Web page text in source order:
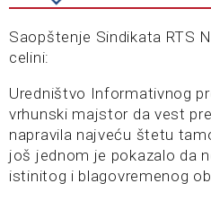
Saopštenje Sindikata RTS
celini:
Uredništvo Informativnog
vrhunski majstor da vest
napravila najveću štetu
još jednom je pokazalo da
istinitog i blagovremenog